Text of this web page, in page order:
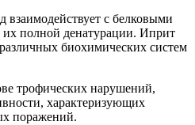
взаимодействует с белковыми
их полной денатурации. Иприт
биохимических систем
трофических нарушений,
характеризующих
поражений.